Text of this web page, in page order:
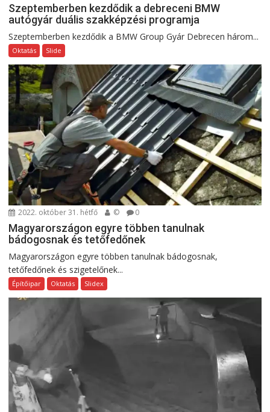
Szeptemberben kezdődik a debreceni BMW
autógyár duális szakképzési programja
Szeptemberben kezdődik a BMW Group Gyár Debrecen három...
Oktatás Slide
2022. október 31. hétfő © 0
Magyarországon egyre többen tanulnak
bádogosnak és tetőfedőnek
Magyarországon egyre többen tanulnak bádogosnak,
tetőfedőnek és szigetelőnek...
Építőipar Oktatás Slidex